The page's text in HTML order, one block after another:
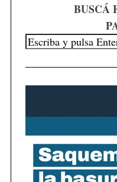
BUSCÁ
S